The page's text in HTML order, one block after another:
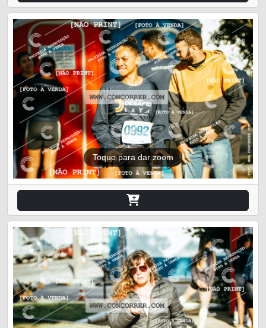
Toque para dar zoom